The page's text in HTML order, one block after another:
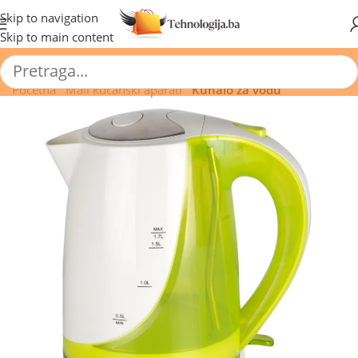
Skip to navigation
Skip to main content
🔥 Pogledajte aktuelne akcije 🔥
Početna/ Mali kućanski aparati/ Kuhalo za vodu